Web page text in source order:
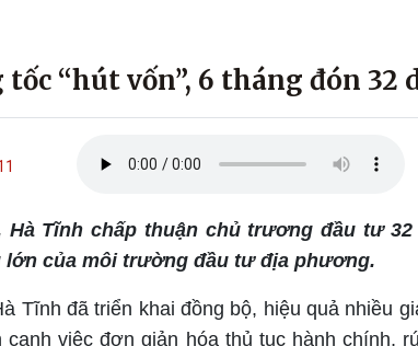
“hút vốn”, 6 tháng đón 32
Hà Tĩnh chấp thuận chủ trương đầu tư
lớn của môi trường đầu tư địa phương.
Tĩnh đã triển khai đồng bộ, hiệu quả nhiều
cạnh việc đơn giản hóa thủ tục hành chính,